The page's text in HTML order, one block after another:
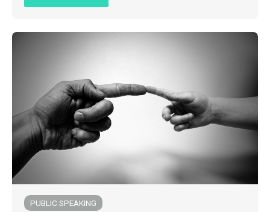
PUBLIC SPEAKING